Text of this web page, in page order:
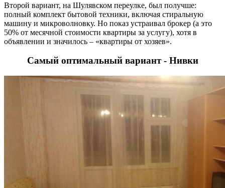
Второй вариант, на Шулявском переулке, был получше:
полный комплект бытовой техники, включая стиральную
машину и микроволновку. Но показ устраивал брокер (а это
50% от месячной стоимости квартиры за услугу), хотя в
объявлении и значилось – «квартиры от хозяев».
Самый оптимальный вариант - Нивки